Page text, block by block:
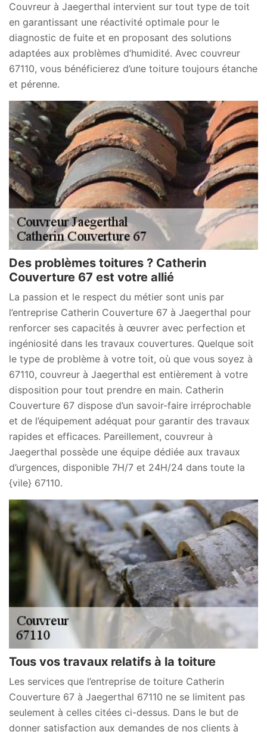
Couvreur à Jaegerthal intervient sur tout type de toit
en garantissant une réactivité optimale pour le
diagnostic de fuite et en proposant des solutions
adaptées aux problèmes d’humidité. Avec couvreur
67110, vous bénéficierez d’une toiture toujours étanche
et pérenne.
Des problèmes toitures ? Catherin
Couverture 67 est votre allié
La passion et le respect du métier sont unis par
l’entreprise Catherin Couverture 67 à Jaegerthal pour
renforcer ses capacités à œuvrer avec perfection et
ingéniosité dans les travaux couvertures. Quelque soit
le type de problème à votre toit, où que vous soyez à
67110, couvreur à Jaegerthal est entièrement à votre
disposition pour tout prendre en main. Catherin
Couverture 67 dispose d’un savoir-faire irréprochable
et de l’équipement adéquat pour garantir des travaux
rapides et efficaces. Pareillement, couvreur à
Jaegerthal possède une équipe dédiée aux travaux
d’urgences, disponible 7H/7 et 24H/24 dans toute la
{vile} 67110.
Tous vos travaux relatifs à la toiture
Les services que l’entreprise de toiture Catherin
Couverture 67 à Jaegerthal 67110 ne se limitent pas
seulement à celles citées ci-dessus. Dans le but de
donner satisfaction aux demandes de nos clients à